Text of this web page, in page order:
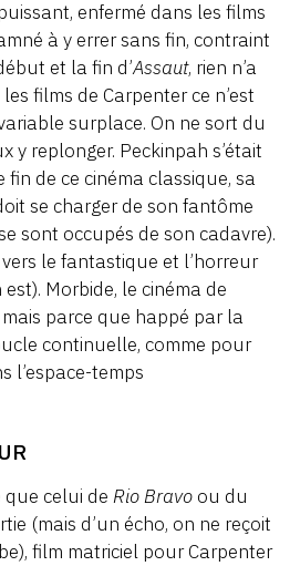
enfermé dans les films
à y errer sans fin, contraint
et la fin d’Assaut, rien n’a
films de Carpenter ce n’est
surplace. On ne sort du
y replonger. Peckinpah s’était
de ce cinéma classique, sa
se charger de son fantôme
sont occupés de son cadavre).
le fantastique et l’horreur
Morbide, le cinéma de
parce que happé par la
continuelle, comme pour
l’espace-temps
que celui de Rio Bravo ou du
(mais d’un écho, on ne reçoit
film matriciel pour Carpenter